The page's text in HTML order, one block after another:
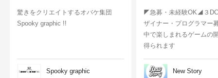
驚きをクリエイトするオバケ集団
Spooky graphic !!
Spooky graphic
◤急募・未経験OK◢３
ザイナー・プログラマー
中で楽しまれるゲームの
得られます
New Story